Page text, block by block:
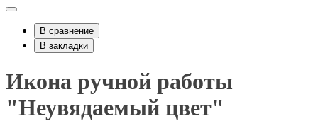
В сравнение
В закладки
Икона ручной работы
"Неувядаемый цвет"